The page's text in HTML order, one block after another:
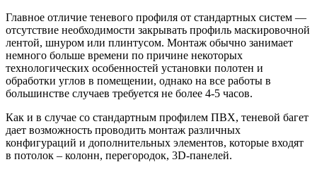
Главное отличие теневого профиля от стандартных систем —
отсутствие необходимости закрывать профиль маскировочной
лентой, шнуром или плинтусом. Монтаж обычно занимает
немного больше времени по причине некоторых
технологических особенностей установки полотен и
обработки углов в помещении, однако на все работы в
большинстве случаев требуется не более 4-5 часов.
Как и в случае со стандартным профилем ПВХ, теневой багет
дает возможность проводить монтаж различных
конфигураций и дополнительных элементов, которые входят
в потолок – колонн, перегородок, 3D-панелей.